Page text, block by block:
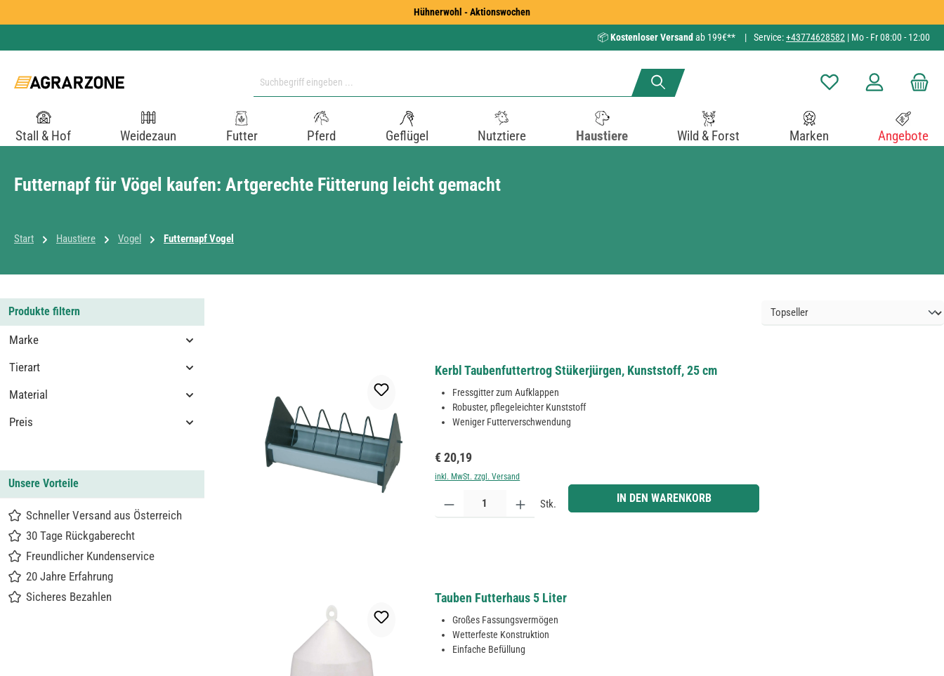
Hühnerwohl - Aktionswochen
📦Kostenloser Versand ab 199€** | Service:+43774628582 | Mo - Fr 08:00 - 12:00
Du hast 0 Produkte auf
Stall & Hof Weidezaun Futter Pferd Geflügel Nutztiere Haustiere Wild & Forst Marken Angebote
Futternapf für Vögel kaufen: Artgerechte Fütterung leicht gemacht
Start Haustiere Vogel Futternapf Vogel
Produkte filtern
Marke
Tierart
Material
Preis
Unsere Vorteile
Schneller Versand aus Österreich
30 Tage Rückgaberecht
Freundlicher Kundenservice
20 Jahre Erfahrung
Sicheres Bezahlen
Kerbl Taubenfuttertrog Stükerjürgen, Kunststoff, 25 cm
Fressgitter zum Aufklappen
Robuster, pflegeleichter Kunststoff
Weniger Futterverschwendung
Regulärer Preis:
€ 20,19
inkl. MwSt. zzgl. Versand
Produkt Anzahl: Gib den gewünschten Wert ein oder benutze die Schaltflächen um die Anzahl zu erhöhen oder zu reduzieren.
Stk. IN DEN WARENKORB
Tauben Futterhaus 5 Liter
Großes Fassungsvermögen
Wetterfeste Konstruktion
Einfache Befüllung